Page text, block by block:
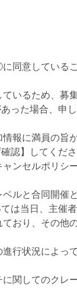
同意しているこ
いるため、募
った場合、申
報に満員の旨
認】してくださ
ンセルポリシ
ルと合同開催
は当日、主催者
おり、その他
行状況によっ
関してのクレ